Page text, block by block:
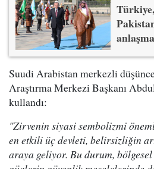
Suudi Arabistan merkezli
Araştırma Merkezi Başkanı
kullandı:
"Zirvenin siyasi sembolizmi
en etkili üç devleti, belirsizliğin
araya geliyor. Bu durum,